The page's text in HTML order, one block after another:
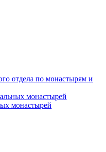
отдела по монастырям и
монастырей
монастырей